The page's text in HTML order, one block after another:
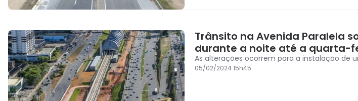
Trânsito na Avenida Paralela
durante a noite até a quarta-
As alterações ocorrem para a instalação de
05/02/2024 15h45